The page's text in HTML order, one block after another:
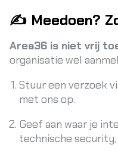
✍️ Meedoen?
Area36 is niet vrij
organisatie wel
Stuur een verzoek
met ons op.
Geef aan waar je
technische security,